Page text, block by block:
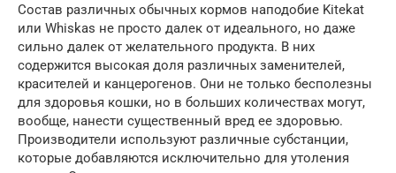
Состав различных обычных кормов наподобие Kitekat
или Whiskas не просто далек от идеального, но даже
сильно далек от желательного продукта. В них
содержится высокая доля различных заменителей,
красителей и канцерогенов. Они не только бесполезны
для здоровья кошки, но в больших количествах могут,
вообще, нанести существенный вред ее здоровью.
Производители используют различные субстанции,
которые добавляются исключительно для утоления